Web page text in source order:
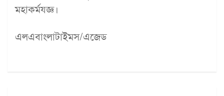
মহাকর্মযজ্ঞ।
এলএবাংলাটাইমস/এজেড